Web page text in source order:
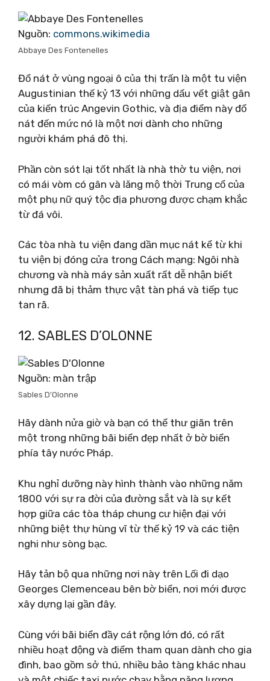
Nguồn: commons.wikimedia
Abbaye Des Fontenelles
Đổ nát ở vùng ngoại ô của thị trấn là một tu viện
Augustinian thế kỷ 13 với những dấu vết giật gân
của kiến ​​trúc Angevin Gothic, và địa điểm này đổ
nát đến mức nó là một nơi dành cho những
người khám phá đô thị.
Phần còn sót lại tốt nhất là nhà thờ tu viện, nơi
có mái vòm có gân và lăng mộ thời Trung cổ của
một phụ nữ quý tộc địa phương được chạm khắc
từ đá vôi.
Các tòa nhà tu viện đang dần mục nát kể từ khi
tu viện bị đóng cửa trong Cách mạng: Ngôi nhà
chương và nhà máy sản xuất rất dễ nhận biết
nhưng đã bị thảm thực vật tàn phá và tiếp tục
tan rã.
12. SABLES D’OLONNE
Nguồn: màn trập
Sables D’Olonne
Hãy dành nửa giờ và bạn có thể thư giãn trên
một trong những bãi biển đẹp nhất ở bờ biển
phía tây nước Pháp.
Khu nghỉ dưỡng này hình thành vào những năm
1800 với sự ra đời của đường sắt và là sự kết
hợp giữa các tòa tháp chung cư hiện đại với
những biệt thự hùng vĩ từ thế kỷ 19 và các tiện
nghi như sòng bạc.
Hãy tản bộ qua những nơi này trên Lối đi dạo
Georges Clemenceau bên bờ biển, nơi mới được
xây dựng lại gần đây.
Cùng với bãi biển đầy cát rộng lớn đó, có rất
nhiều hoạt động và điểm tham quan dành cho gia
đình, bao gồm sở thú, nhiều bảo tàng khác nhau